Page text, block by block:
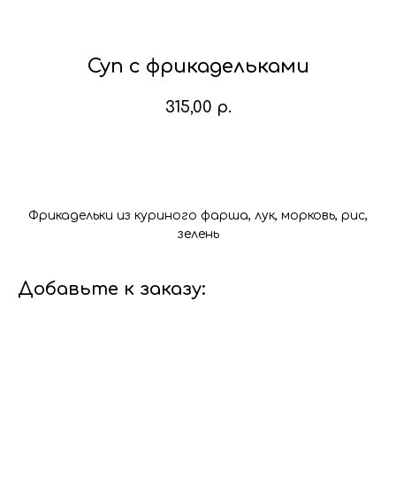
Суп с фрикадельками
315,00 р.
Фрикадельки из куриного фарша, лук, морковь, рис,
зелень
Добавьте к заказу: